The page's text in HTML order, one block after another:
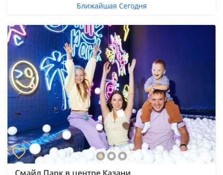
Ближайшая Сегодня